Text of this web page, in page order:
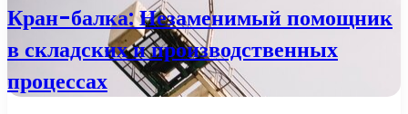
Кран-балка: Незаменимый помощник
в складских и производственных
процессах